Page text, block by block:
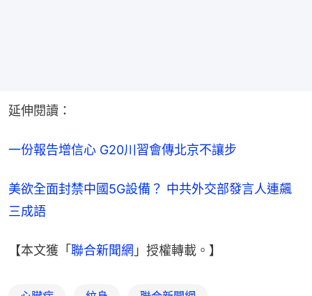
延伸閱讀：
一份報告增信心 G20川習會傳北京不讓步
美欲全面封禁中國5G設備？ 中共外交部發言人連飆
三成語
【本文獲「 聯合新聞網 」授權轉載。】